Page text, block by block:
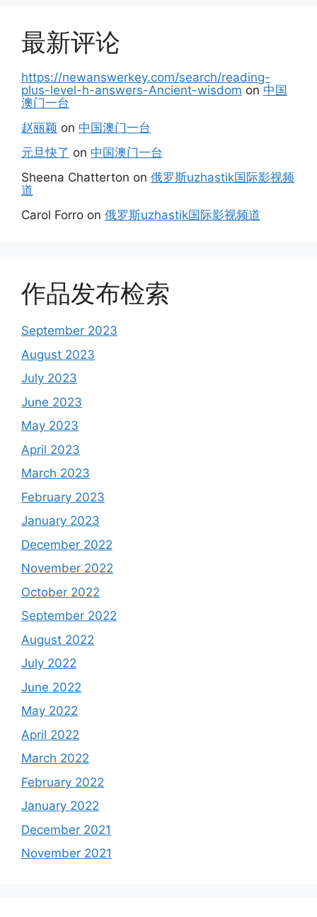
最新评论
https://newanswerkey.com/search/reading-
plus-level-h-answers-Ancient-wisdom on 中国
澳门一台
赵丽颖 on 中国澳门一台
元旦快了 on 中国澳门一台
Sheena Chatterton on 俄罗斯uzhastik国际影视频
道
Carol Forro on 俄罗斯uzhastik国际影视频道
作品发布检索
September 2023
August 2023
July 2023
June 2023
May 2023
April 2023
March 2023
February 2023
January 2023
December 2022
November 2022
October 2022
September 2022
August 2022
July 2022
June 2022
May 2022
April 2022
March 2022
February 2022
January 2022
December 2021
November 2021